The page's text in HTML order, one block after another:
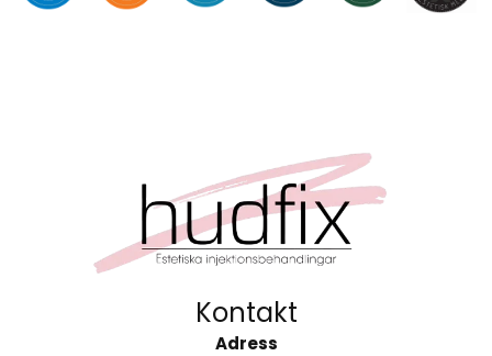
Kontakt
Adress